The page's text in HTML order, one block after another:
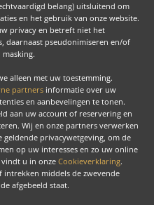
belang) uitsluitend om
en het gebruik van onze website.
privacy en betreft niet het
daarnaast pseudonimiseren en/of
masking.
alleen met uw toestemming.
partners informatie over uw
en aanbevelingen te tonen.
aan uw account of reservering en
Wij en onze partners verwerken
geldende privacywetgeving, om de
op uw interesses en zo uw online
u in onze Cookieverklaring.
middels de zwevende
afgebeeld staat.
Zakelijk
LinkedIn